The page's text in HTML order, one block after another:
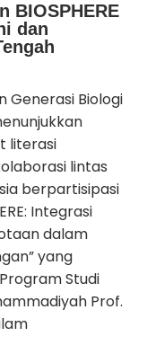
BIOSPHERE
dan
Generasi Biologi
literasi
lintas
berpartisipasi
Integrasi
dalam
yang
Studi
Prof.